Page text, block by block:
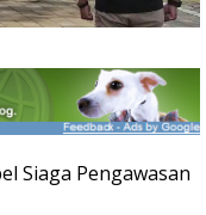
Siaga Pengawasan